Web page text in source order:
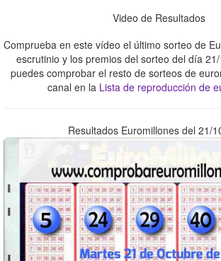
Video de Resultados
Comprueba en este vídeo el último sorteo de
escrutinio y los premios del sorteo del día
puedes comprobar el resto de sorteos de
canal en la Lista de reproducción de
Resultados Euromillones del 21/